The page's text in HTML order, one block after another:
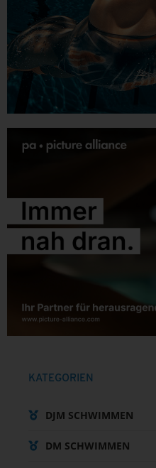
KATEGORIEN
DJM SCHWIMMEN
DM SCHWIMMEN